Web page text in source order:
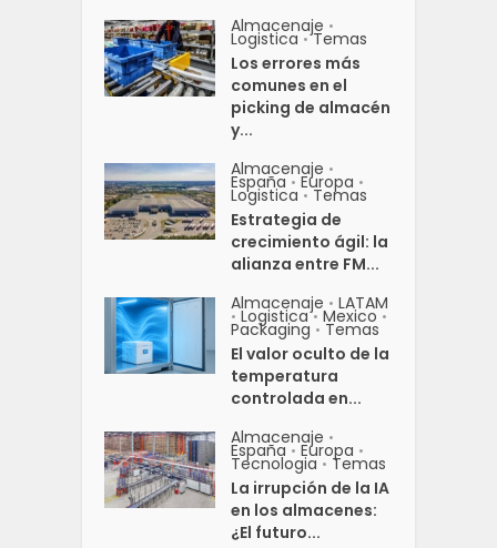
Almacenaje •
Logistica • Temas
Los errores más
comunes en el
picking de almacén
y...
Almacenaje •
España • Europa •
Logistica • Temas
Estrategia de
crecimiento ágil: la
alianza entre FM...
Almacenaje • LATAM
• Logistica • Mexico •
Packaging • Temas
El valor oculto de la
temperatura
controlada en...
Almacenaje •
España • Europa •
Tecnologia • Temas
La irrupción de la IA
en los almacenes:
¿El futuro...